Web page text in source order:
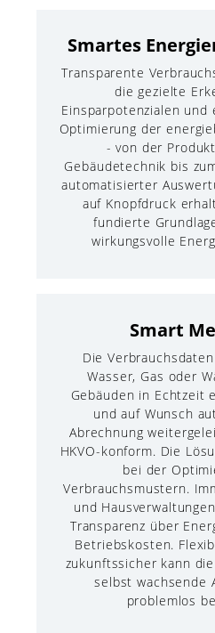
Smartes
Transparente
die gezielte
Einsparpotenzialen
Optimierung der
- von der
Gebäudetechnik bis
automatisierter
auf Knopfdruck
fundierte
wirkungsvolle
Smart
Die
Wasser, Gas oder
Gebäuden in Echtzeit
und auf Wunsch
Abrechnung
HKVO-konform. Die
bei der
Verbrauchsmustern.
und
Transparenz über
Betriebskosten.
zukunftssicher kann
selbst wachsende
problemlos